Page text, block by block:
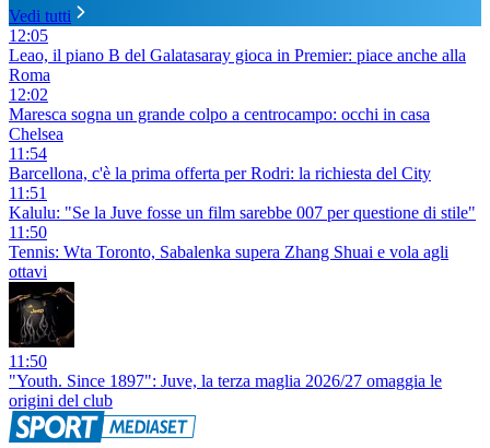
Vedi tutti
12:05
Leao, il piano B del Galatasaray gioca in Premier: piace anche alla
Roma
12:02
Maresca sogna un grande colpo a centrocampo: occhi in casa
Chelsea
11:54
Barcellona, c'è la prima offerta per Rodri: la richiesta del City
11:51
Kalulu: "Se la Juve fosse un film sarebbe 007 per questione di stile"
11:50
Tennis: Wta Toronto, Sabalenka supera Zhang Shuai e vola agli
ottavi
11:50
"Youth. Since 1897": Juve, la terza maglia 2026/27 omaggia le
origini del club